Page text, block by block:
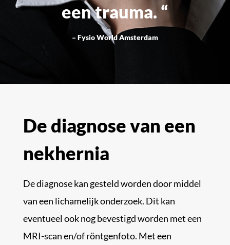
een trauma. “
– Fysio World Amsterdam
De diagnose van een
nekhernia
De diagnose kan gesteld worden door middel
van een lichamelijk onderzoek. Dit kan
eventueel ook nog bevestigd worden met een
MRI-scan en/of röntgenfoto. Met een